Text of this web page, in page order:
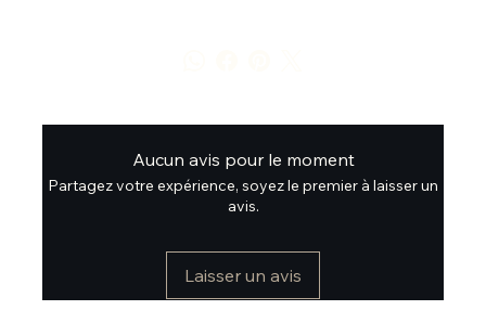
Aucun avis pour le moment
Partagez votre expérience, soyez le premier à laisser un
avis.
Laisser un avis